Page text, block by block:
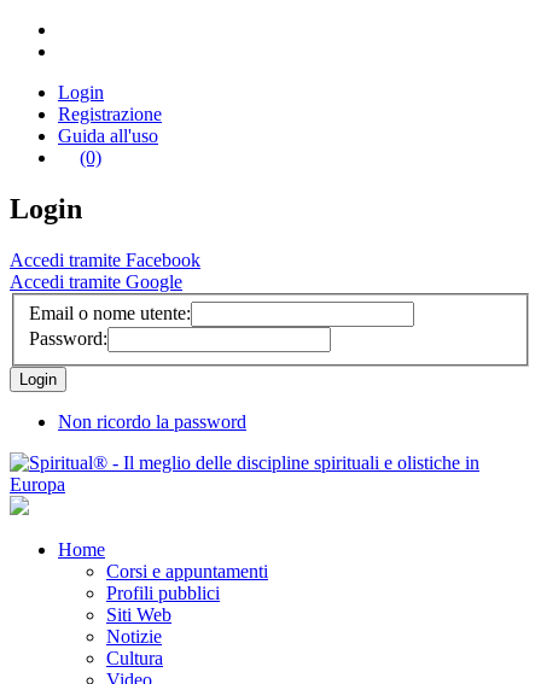
Login
Registrazione
Guida all'uso
(0)
Login
Accedi tramite Facebook
Accedi tramite Google
Email o nome utente:
Password:
Non ricordo la password
Home
Corsi e appuntamenti
Profili pubblici
Siti Web
Notizie
Cultura